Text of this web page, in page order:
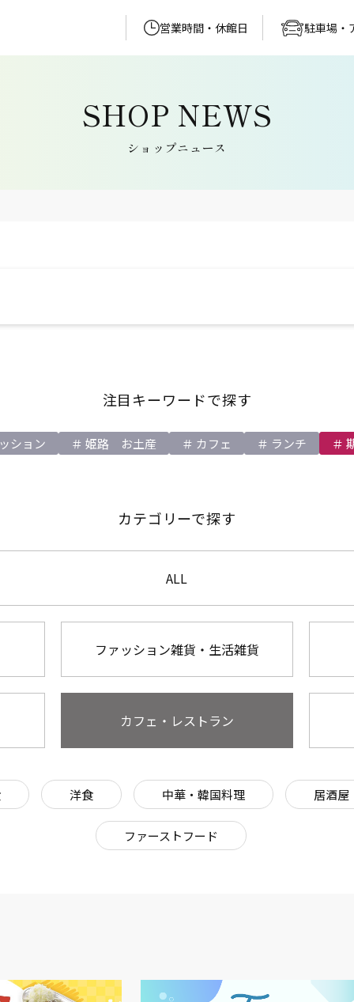
営業時間・休館日 駐車場・
ショップニュース
注目キーワードで探す
ション 姫路 お土産 カフェ ランチ
カテゴリーで探す
ALL
ファッション雑貨・生活雑貨
カフェ・レストラン
洋食 中華・韓国料理 居酒屋
ファーストフード